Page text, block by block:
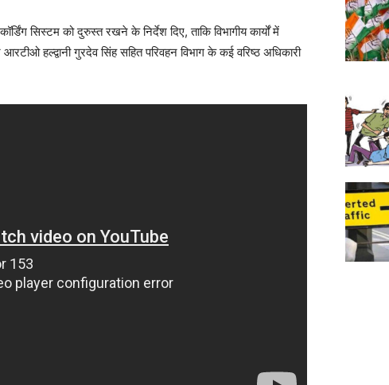
सिस्टम को दुरुस्त रखने के निर्देश दिए, ताकि विभागीय कार्यों में
हल्द्वानी गुरदेव सिंह सहित परिवहन विभाग के कई वरिष्ठ अधिकारी